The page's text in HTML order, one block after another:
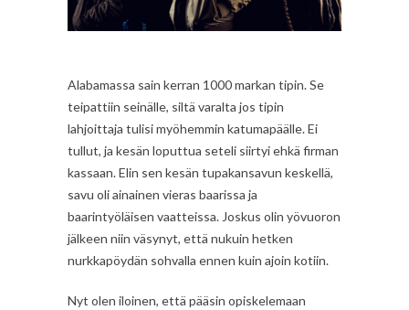
Alabamassa sain kerran 1000 markan tipin. Se
teipattiin seinälle, siltä varalta jos tipin
lahjoittaja tulisi myöhemmin katumapäälle. Ei
tullut, ja kesän loputtua seteli siirtyi ehkä firman
kassaan. Elin sen kesän tupakansavun keskellä,
savu oli ainainen vieras baarissa ja
baarintyöläisen vaatteissa. Joskus olin yövuoron
jälkeen niin väsynyt, että nukuin hetken
nurkkapöydän sohvalla ennen kuin ajoin kotiin.
Nyt olen iloinen, että pääsin opiskelemaan